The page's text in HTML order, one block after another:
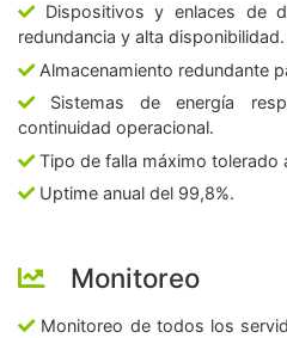
Dispositivos y enlaces de
redundancia y alta disponibilidad.
Almacenamiento redundante
Sistemas de energía
continuidad operacional.
Tipo de falla máximo tolerado
Uptime anual del 99,8%.
Monitoreo
Monitoreo de todos los